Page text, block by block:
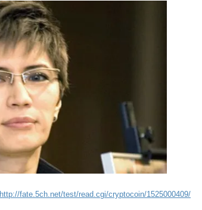
http://fate.5ch.net/test/read.cgi/cryptocoin/1525000409/